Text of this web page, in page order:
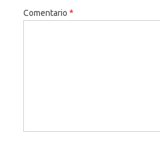
Comentario *